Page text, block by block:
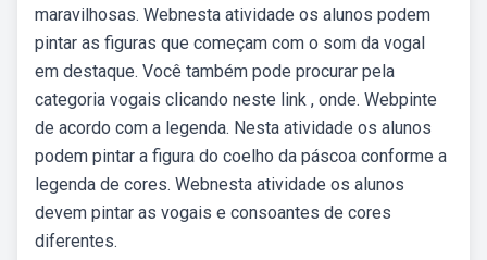
maravilhosas. Webnesta atividade os alunos podem
pintar as figuras que começam com o som da vogal
em destaque. Você também pode procurar pela
categoria vogais clicando neste link , onde. Webpinte
de acordo com a legenda. Nesta atividade os alunos
podem pintar a figura do coelho da páscoa conforme a
legenda de cores. Webnesta atividade os alunos
devem pintar as vogais e consoantes de cores
diferentes.